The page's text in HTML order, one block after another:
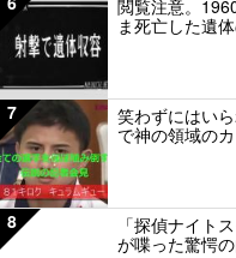
閲覧注意。
ま死亡した遺
7
笑わずにはい
で神の領域の
8
「探偵ナイト
が喋った驚愕